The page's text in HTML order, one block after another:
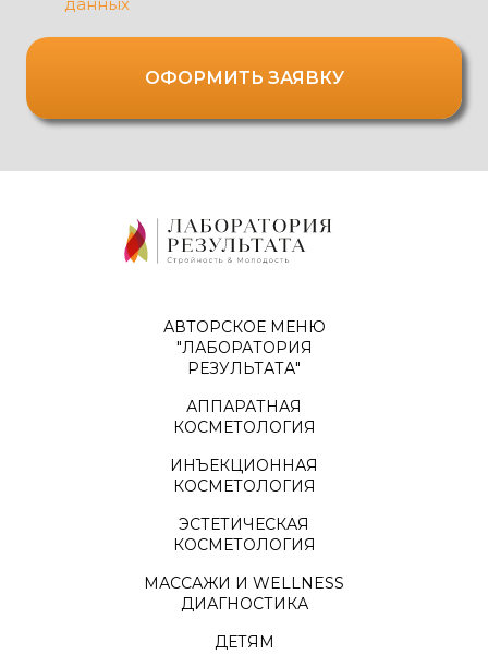
ОФОРМИТЬ ЗАЯВКУ
АВТОРСКОЕ МЕНЮ
"ЛАБОРАТОРИЯ
РЕЗУЛЬТАТА"
АППАРАТНАЯ
КОСМЕТОЛОГИЯ
ИНЪЕКЦИОННАЯ
КОСМЕТОЛОГИЯ
ЭСТЕТИЧЕСКАЯ
КОСМЕТОЛОГИЯ
МАССАЖИ И WELLNESS
ДИАГНОСТИКА
ДЕТЯМ